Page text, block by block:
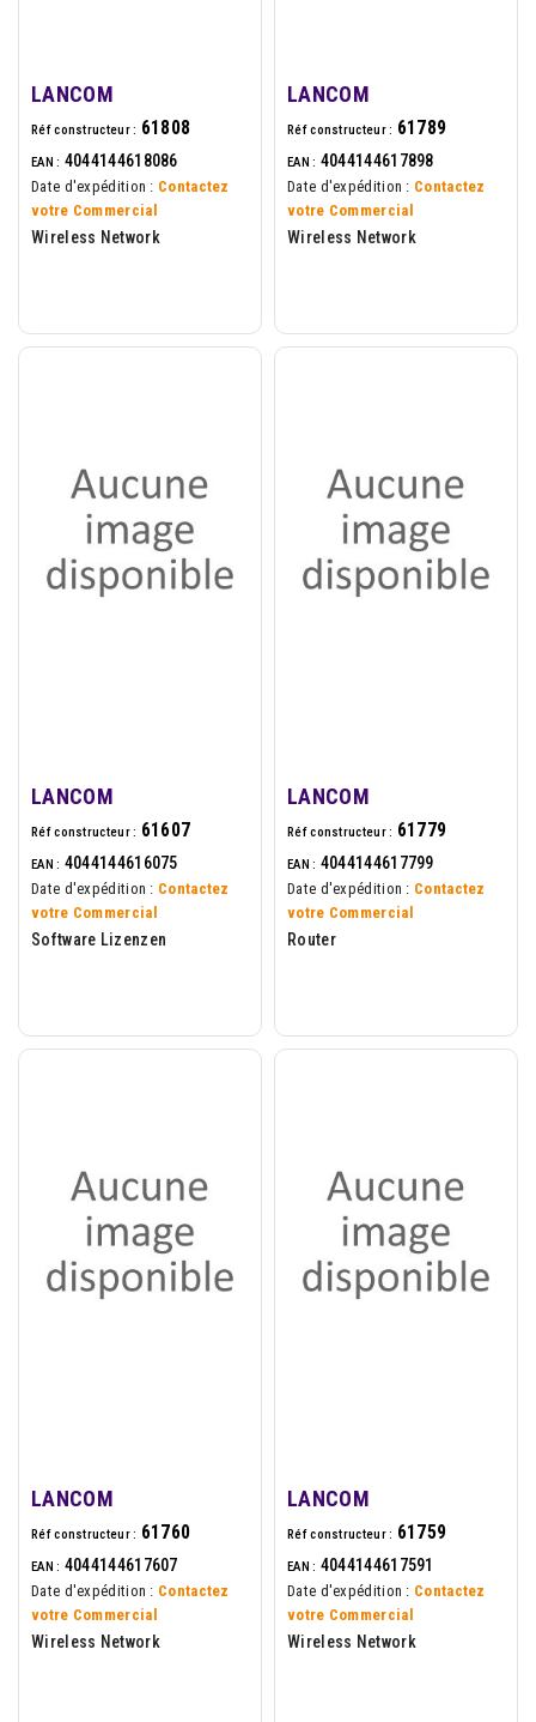
LANCOM
Réf constructeur : 61808
EAN : 4044144618086
Date d'expédition : Contactez
votre Commercial
Wireless Network
LANCOM
Réf constructeur : 61789
EAN : 4044144617898
Date d'expédition : Contactez
votre Commercial
Wireless Network
LANCOM
Réf constructeur : 61607
EAN : 4044144616075
Date d'expédition : Contactez
votre Commercial
Software Lizenzen
LANCOM
Réf constructeur : 61779
EAN : 4044144617799
Date d'expédition : Contactez
votre Commercial
Router
LANCOM
Réf constructeur : 61760
EAN : 4044144617607
Date d'expédition : Contactez
votre Commercial
Wireless Network
LANCOM
Réf constructeur : 61759
EAN : 4044144617591
Date d'expédition : Contactez
votre Commercial
Wireless Network